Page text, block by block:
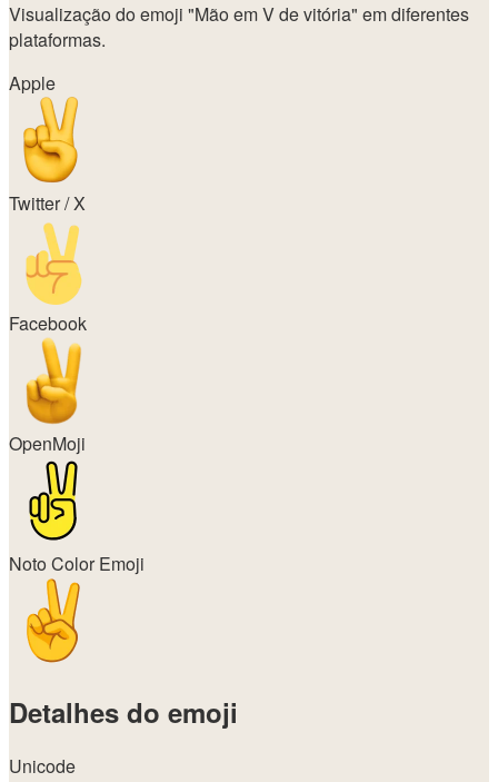
Visualização do emoji "Mão em V de vitória" em diferentes
plataformas.
Apple
Twitter / X
Facebook
OpenMoji
Noto Color Emoji
Detalhes do emoji
Unicode